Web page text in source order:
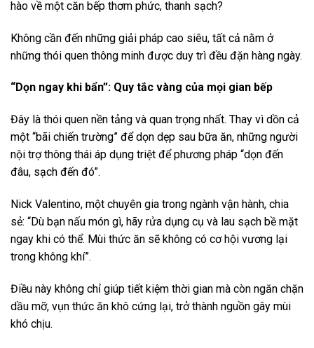
hào về một căn bếp thơm phức, thanh sạch?
Không cần đến những giải pháp cao siêu, tất cả nằm ở
những thói quen thông minh được duy trì đều đặn hàng ngày.
“Dọn ngay khi bẩn”: Quy tắc vàng của mọi gian bếp
Đây là thói quen nền tảng và quan trọng nhất. Thay vì dồn cả
một “bãi chiến trường” để dọn dẹp sau bữa ăn, những người
nội trợ thông thái áp dụng triệt để phương pháp “dọn đến
đâu, sạch đến đó”.
Nick Valentino, một chuyên gia trong ngành vận hành, chia
sẻ: “Dù bạn nấu món gì, hãy rửa dụng cụ và lau sạch bề mặt
ngay khi có thể. Mùi thức ăn sẽ không có cơ hội vương lại
trong không khí”.
Điều này không chỉ giúp tiết kiệm thời gian mà còn ngăn chặn
dầu mỡ, vụn thức ăn khô cứng lại, trở thành nguồn gây mùi
khó chịu.